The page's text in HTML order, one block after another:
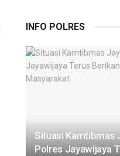
INFO POLRES
Situasi Kamtibmas
Polres Jayawijaya